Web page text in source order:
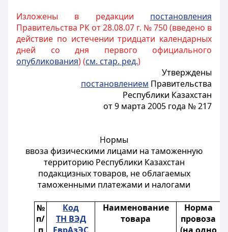
Изложены в редакции постановления
Правительства РК от 28.08.07 г. № 750 (введено в
действие по истечении тридцати календарных
дней со дня первого официального
опубликования) (см. стар. ред.)
Утверждены
постановлением Правительства
Республики Казахстан
от 9 марта 2005 года № 217
Нормы
ввоза физическими лицами на таможенную
территорию Республики Казахстан
подакцизных товаров, не облагаемых
таможенными платежами и налогами
№
п/
Код
ТН ВЭД
Наименование
товара
Норма
провоза